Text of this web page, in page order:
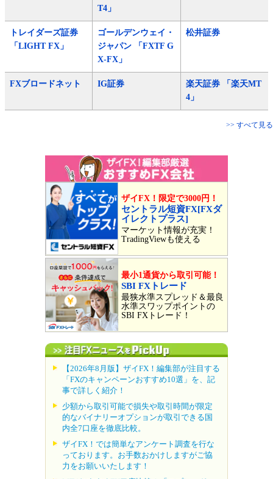
T4」
トレイダーズ証券
「LIGHT FX」
ゴールデンウェイ・
ジャパン 「FXTF G
X-FX」
松井証券
FXブロードネット IG証券
楽天証券 「楽天MT
4」
>> すべて見る
ザイFX！限定で3000円！
セントラル短資FX[FXダ
イレクトプラス]
マーケット情報が充実！
TradingViewも使える
最小1通貨から取引可能！
SBI FXトレード
最狭水準スプレッド＆最良
水準スワップポイントの
SBI FXトレード！
【2026年8月版】ザイFX！編集部が注目する
「FXのキャンペーンおすすめ10選」を、記
事で詳しく紹介！
少額から取引可能で損失や取引時間が限定
的なバイナリーオプションが取引できる国
内全7口座を徹底比較。
ザイFX！では簡単なアンケート調査を行な
っております。お手数おかけしますがご協
力をお願いいたします！